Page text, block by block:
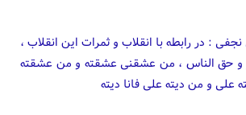
: در رابطه با انقلاب و ثمرات این انقلاب ،
و حق الناس ، من عشقنی عشقته و من عشقته
علی و من دیته علی فانا دیته